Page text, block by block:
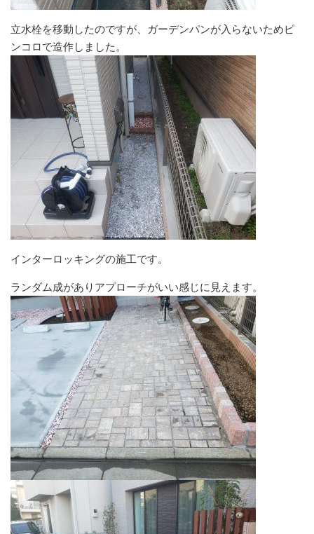
立水栓を移動したのですが、ガーデンパンが入らないためピ
ンコロで造作しました。
インターロッキングの施工です。
ランダム成がありアプローチがいい感じに見えます。